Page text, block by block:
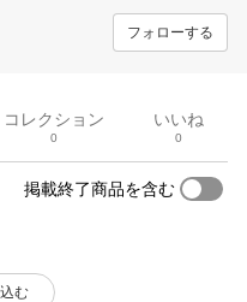
フォローする
コレクション
0
いいね
0
掲載終了商品を含む
む